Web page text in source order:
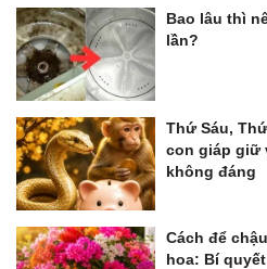
Bao lâu thì
lần?
Thứ Sáu,
con giáp giữ
không đáng
Cách để
hoa: Bí